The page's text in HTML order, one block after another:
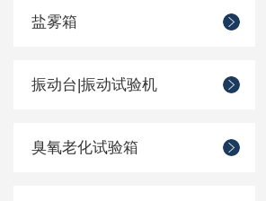
盐雾箱
振动台|振动试验机
臭氧老化试验箱